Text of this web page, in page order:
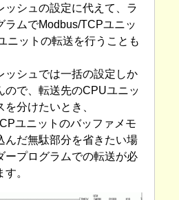
ッシュの設定に代えて、ラ
ラムでModbus/TCPユニッ
ニットの転送を行うことも
ッシュでは一括の設定しか
ので、転送先のCPUユニッ
を分けたいとき、
ユニットのバッファメモ
んだ無駄部分を省きたい場
ープログラムでの転送が必
。